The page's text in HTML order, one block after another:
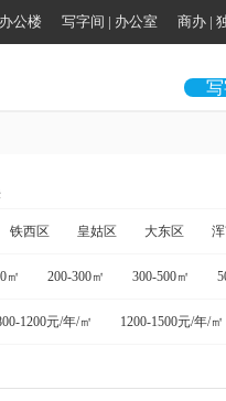
公楼 写字间 | 办公室 商办 |
铁西区 皇姑区 大东区
㎡ 200-300㎡ 300-500㎡
1200元/年/㎡ 1200-1500元/年/㎡